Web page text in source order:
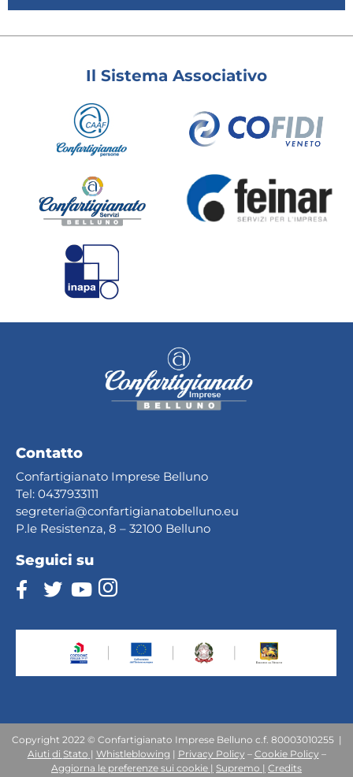
Il Sistema Associativo
Contatto
Confartigianato Imprese Belluno
Tel: 0437933111
segreteria@confartigianatobelluno.eu
P.le Resistenza, 8 – 32100 Belluno
Seguici su
Copyright 2022 © Confartigianato Imprese Belluno c.f. 80003010255 |
Aiuti di Stato | Whistleblowing | Privacy Policy – Cookie Policy –
Aggiorna le preferenze sui cookie | Supremo | Credits